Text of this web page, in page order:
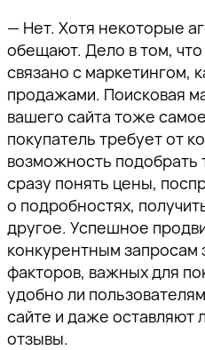
— Нет. Хотя некоторые
обещают. Дело в том,
связано с маркетингом,
продажами. Поисковая
вашего сайта тоже
покупатель требует от
возможность подобрать
сразу понять цены,
о подробностях,
другое. Успешное
конкурентным запросам
факторов, важных для
удобно ли
сайте и даже оставляют
отзывы.